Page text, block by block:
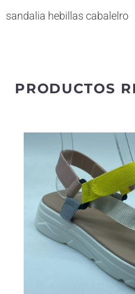
t
sandalia hebillas cabalelro
PRODUCTOS